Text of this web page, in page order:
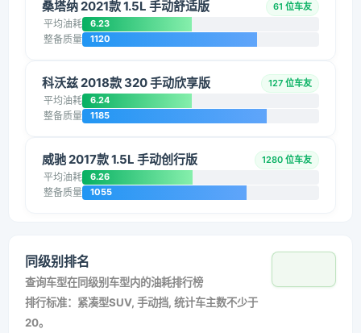
桑塔纳 2021款 1.5L 手动舒适版 61 位车友
平均油耗 6.23
整备质量 1120
科沃兹 2018款 320 手动欣享版 127 位车友
平均油耗 6.24
整备质量 1185
威驰 2017款 1.5L 手动创行版 1280 位车友
平均油耗 6.26
整备质量 1055
同级别排名
查询车型在同级别车型内的油耗排行榜
排行标准：紧凑型SUV, 手动挡, 统计车主数不少于
20。